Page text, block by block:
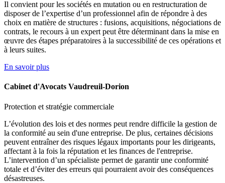
Il convient pour les sociétés en mutation ou en restructuration de
disposer de l’expertise d’un professionnel afin de répondre à des
choix en matière de structures : fusions, acquisitions, négociations de
contrats, le recours à un expert peut être déterminant dans la mise en
œuvre des étapes préparatoires à la successibilité de ces opérations et
à leurs suites.
En savoir plus
Cabinet d'Avocats Vaudreuil-Dorion
Protection et stratégie commerciale
L’évolution des lois et des normes peut rendre difficile la gestion de
la conformité au sein d'une entreprise. De plus, certaines décisions
peuvent entraîner des risques légaux importants pour les dirigeants,
affectant à la fois la réputation et les finances de l'entreprise.
L’intervention d’un spécialiste permet de garantir une conformité
totale et d’éviter des erreurs qui pourraient avoir des conséquences
désastreuses.